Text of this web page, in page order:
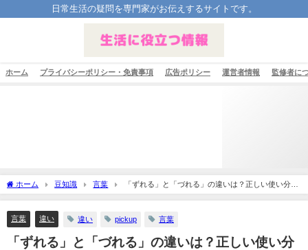
日常生活の疑問を専門家がお伝えするサイトです。
ホーム プライバシーポリシー・免責事項 広告ポリシー 運営者情報 監修者に
ホーム 豆知識 言葉
「ずれる」と「づれる」の違いは？正しい使い分け
と便利な言い換えを解説！
言葉 違い 違い pickup 言葉
「ずれる」と「づれる」の違いは？正しい使い分